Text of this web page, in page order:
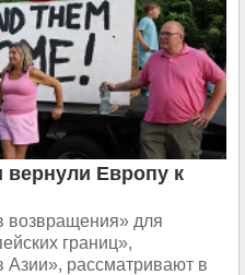
вернули Европу к
возвращения» для
границ»,
рассматривают в